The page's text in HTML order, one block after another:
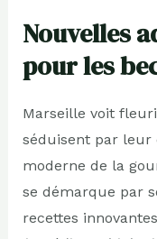
Nouvelles
pour les
Marseille voit
séduisent par leur
moderne de la
se démarque par
recettes